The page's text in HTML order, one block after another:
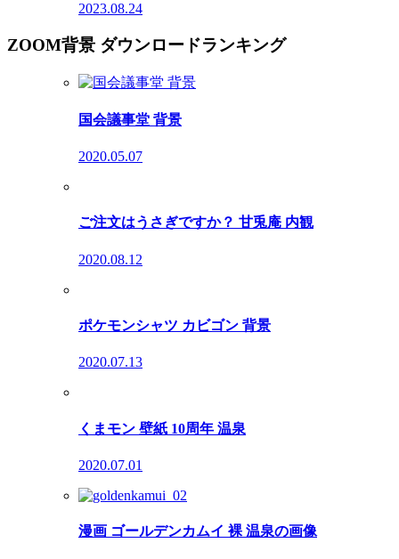
2023.08.24
ZOOM背景 ダウンロードランキング
国会議事堂 背景
2020.05.07
ご注文はうさぎですか？ 甘兎庵 内観
2020.08.12
ポケモンシャツ カビゴン 背景
2020.07.13
くまモン 壁紙 10周年 温泉
2020.07.01
漫画 ゴールデンカムイ 裸 温泉の画像